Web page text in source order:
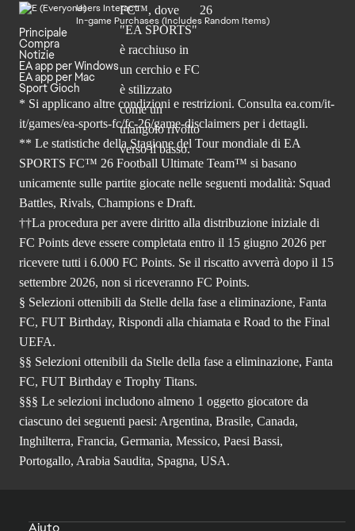
Users Interact
In-game Purchases (Includes Random Items)
Principale
Compra
Notizie
EA app per Windows
EA app per Mac
Sport Gioch
* Si applicano altre condizioni e restrizioni. Consulta ea.com/it-
it/games/ea-sports-fc/fc-26/game-disclaimers per i dettagli.
** Le statistiche della Stagione del Tour mondiale di EA
SPORTS FC™ 26 Football Ultimate Team™ si basano
unicamente sulle partite giocate nelle seguenti modalità: Squad
Battles, Rivals, Champions e Draft.
††La procedura per avere diritto alla distribuzione iniziale di
FC Points deve essere completata entro il 15 giugno 2026 per
ricevere tutti i 6.000 FC Points. Se il riscatto avverrà dopo il 15
settembre 2026, non si riceveranno FC Points.
§ Selezioni ottenibili da Stelle della fase a eliminazione, Fanta
FC, FUT Birthday, Rispondi alla chiamata e Road to the Final
UEFA.
§§ Selezioni ottenibili da Stelle della fase a eliminazione, Fanta
FC, FUT Birthday e Trophy Titans.
§§§ Le selezioni includono almeno 1 oggetto giocatore da
ciascuno dei seguenti paesi: Argentina, Brasile, Canada,
Inghilterra, Francia, Germania, Messico, Paesi Bassi,
Portogallo, Arabia Saudita, Spagna, USA.
Aiuto